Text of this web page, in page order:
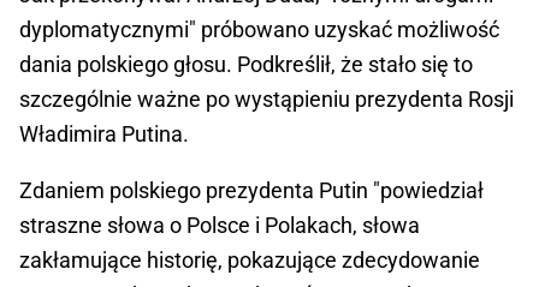
dyplomatycznymi" próbowano uzyskać możliwość
dania polskiego głosu. Podkreślił, że stało się to
szczególnie ważne po wystąpieniu prezydenta Rosji
Władimira Putina.
Zdaniem polskiego prezydenta Putin "powiedział
straszne słowa o Polsce i Polakach, słowa
zakłamujące historię, pokazujące zdecydowanie